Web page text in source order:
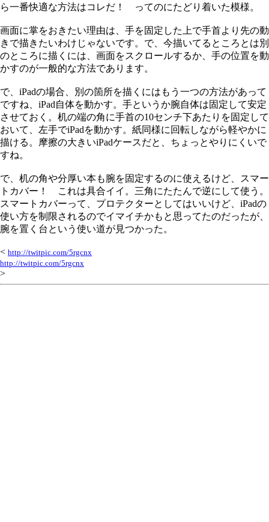
ら一番快適な方法はコレだ！ ってのにたどり着いた模様。
画面に掌をおきたい理由は、手を固定した上で手首より先の動
きで描きたいわけじゃないです。で、今描いてるところとは別
のところに描くには、画面をスクロールするか、手の位置を動
かすのが一般的な方法であります。
で、iPadの場合、別の箇所を描くにはもう一つの方法があって
ですね、iPad自体を動かす。手というか腕自体は固定して安定
させておく。机の端の角に手首の10センチ下あたりを固定して
おいて、左手でiPadを動かす。紙同様に回転しながら軽やかに
描ける。摩擦の大きいiPadケースだと、ちょっとやりにくいで
すね。
で、机の角や分厚い本も腕を固定するのに使えるけど、スマー
トカバー！ これは具合イイ。三角にたたんで逆にして使う。
スマートカバーって、プロテクターとしてはいいけど、iPadの
使い方を制限されるのでイマイチかもと思ってたのだったが、
腕を置く台という使い道が見つかった。
< http://twitpic.com/5rgcnx
http://twitpic.com/5rgcnx
>